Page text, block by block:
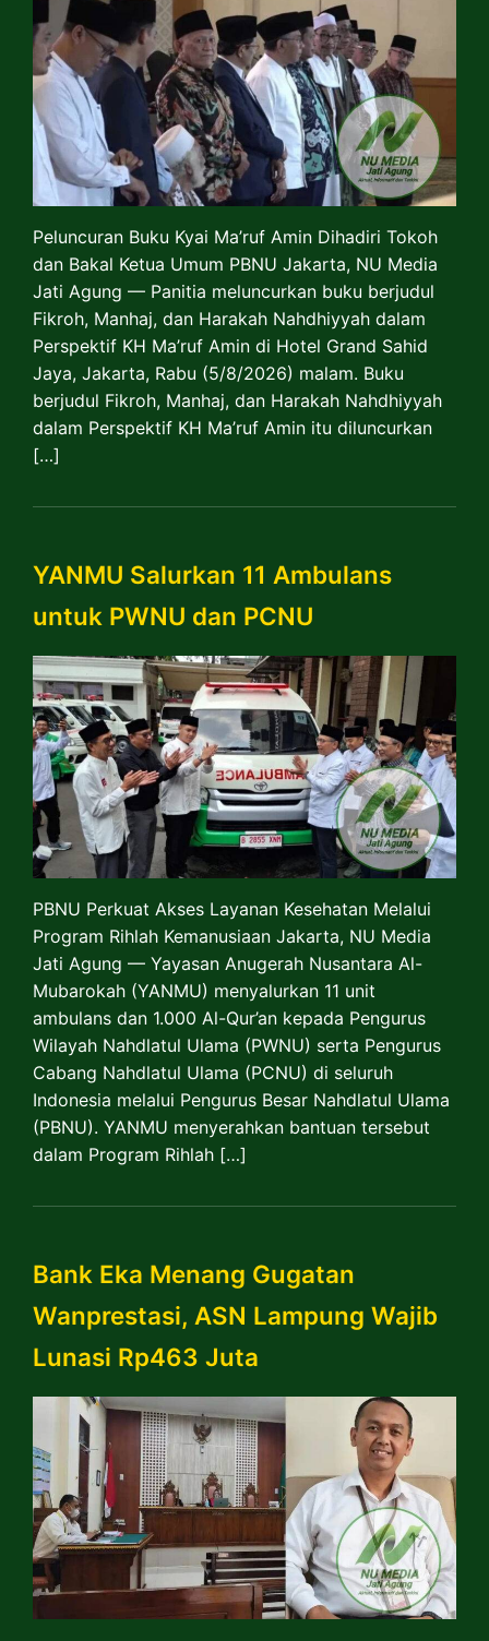
Peluncuran Buku Kyai Ma’ruf Amin Dihadiri Tokoh
dan Bakal Ketua Umum PBNU Jakarta, NU Media
Jati Agung — Panitia meluncurkan buku berjudul
Fikroh, Manhaj, dan Harakah Nahdhiyyah dalam
Perspektif KH Ma’ruf Amin di Hotel Grand Sahid
Jaya, Jakarta, Rabu (5/8/2026) malam. Buku
berjudul Fikroh, Manhaj, dan Harakah Nahdhiyyah
dalam Perspektif KH Ma’ruf Amin itu diluncurkan
[…]
YANMU Salurkan 11 Ambulans
untuk PWNU dan PCNU
PBNU Perkuat Akses Layanan Kesehatan Melalui
Program Rihlah Kemanusiaan Jakarta, NU Media
Jati Agung — Yayasan Anugerah Nusantara Al-
Mubarokah (YANMU) menyalurkan 11 unit
ambulans dan 1.000 Al-Qur’an kepada Pengurus
Wilayah Nahdlatul Ulama (PWNU) serta Pengurus
Cabang Nahdlatul Ulama (PCNU) di seluruh
Indonesia melalui Pengurus Besar Nahdlatul Ulama
(PBNU). YANMU menyerahkan bantuan tersebut
dalam Program Rihlah […]
Bank Eka Menang Gugatan
Wanprestasi, ASN Lampung Wajib
Lunasi Rp463 Juta